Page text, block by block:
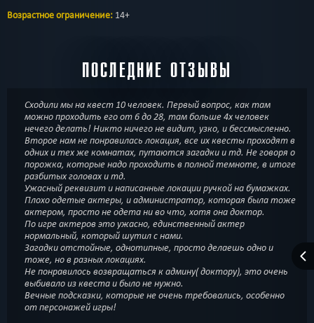
Возрастное ограничение: 14+
ПОСЛЕДНИЕ ОТЗЫВЫ
Сходили мы на квест 10 человек. Первый вопрос, как там
можно проходить его от 6 до 28, там больше 4х человек
нечего делать! Никто ничего не видит, узко, и бессмысленно.
Второе нам не понравилась локация, все их квесты проходят в
одних и тех же комнатах, путаются загадки и тд. Не говоря о
порожка, которые надо проходить в полной темноте, в итоге
разбитых головах и тд.
Ужасный реквизит и написанные локации ручкой на бумажках.
Плохо одетые актеры, и администратор, которая была тоже
актером, просто не одета ни во что, хотя она доктор.
По игре актеров это ужасно, единственный актер
нормальный, который шутил с нами.
Загадки отстойные, однотипные, просто делаешь одно и
тоже, но в разных локациях.
Не понравилось возвращаться к админу( доктору), это очень
выбивало из квеста и было не нужно.
Вечные подсказки, которые не очень требовались, особенно
от персонажей игры!